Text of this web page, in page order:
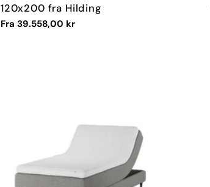
120x200 fra Hilding
Vanlig
Fra 39.558,00 kr